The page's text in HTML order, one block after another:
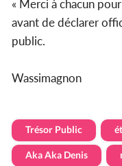
« Merci à chacun
avant de déclarer
public.
Wassimagnon
Trésor Public
Aka Aka Denis